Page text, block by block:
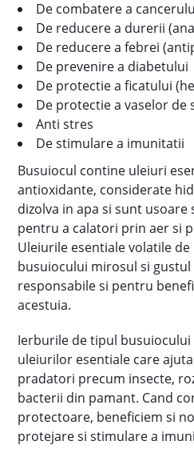
De combatere a
De reducere a durerii
De reducere a febrei
De prevenire a diabetului
De protectie a ficatului
De protectie a vaselor de
Anti stres
De stimulare a imunitatii
Busuiocul contine uleiuri
antioxidante, considerate
dizolva in apa si sunt usoare
pentru a calatori prin aer si
Uleiurile esentiale volatile
busuiocului mirosul si gustul
responsabile si pentru
acestuia.
Ierburile de tipul
uleiurilor esentiale care
pradatori precum insecte,
bacterii din pamant. Cand
protectoare, beneficiem si
protejare si stimulare a